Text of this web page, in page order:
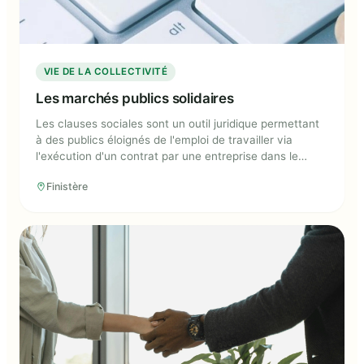
VIE DE LA COLLECTIVITÉ
Les marchés publics solidaires
Les clauses sociales sont un outil juridique permettant
à des publics éloignés de l'emploi de travailler via
l'exécution d'un contrat par une entreprise dans le
collectivités créent ainsi des emplois destinés à des
collectivités manquant d'ingénierie.
Finistère